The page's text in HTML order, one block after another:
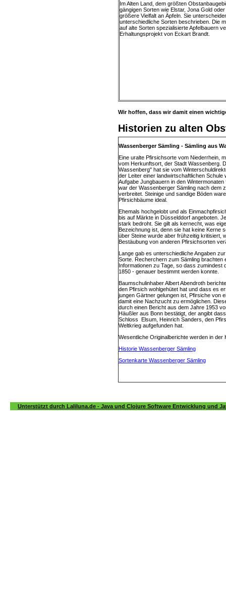
Im Alten Land, dem größten
gängigen Sorten wie Elstar, Jona Gold
größere Vielfalt an Äpfeln. Sie
unterschiedliche Sorten beschrieben. Die
auf alte Sorten spezialisierte Apfelbauern
Erhaltungsprojekt von Eckart Brandt.
Wir hoffen, dass wir damit einen
Historien zu alten
Wassenberger Sämling - Sämling aus
Eine uralte Pfirsichsorte vom Niederrhein,
vom Herkunftsort, der Stadt Wassenberg.
Wassenberg" hat sie vom
der Leiter einer landwirtschaftlichen Schule
Aufgabe Jungbauern in den
war der Wassenberger Sämling nach dem
verbreitet. Steinige und sandige Böden
Pfirsichbäume ideal.
Ehemals hochgelobt und als
bis auf Märkte in Düsselddorf angeboten.
stark bedroht. Sie gilt als kernecht, was
Bezeichnung ist, denn sie hat keine Kerne
über Steine wurde aber frühzeitig kritisiert,
Bestäubung von anderen Pfirsichsorten
Lange gab es unterschiedliche Angaben
Sorte. Recherchern zum Sämling brachten
Informationen zu Tage, so dass zumindest
1850 - genauer bestimmt werden konnte.
Baumschulinhaber Albert Abendroth
den Pfirsich wohlgehütet hat und dass es
jungen Gärtner gelungen ist, Pfirsiche von
damit eine Nachzucht zu ermöglichen.
durch einen Bericht aus dem Jahre 1953
Häußler aus Bonn bestätigt, der angibt
Schloss Elsum, Heinrich Sanders, den
Weltkrieg aufgefunden hat.
Wesentliche Originalberichte werden in der
Historie Wassenberger Sämling
Sortenkarte Wassenberger Sämling
Unterstützt durch Laliluna.de - Java und Clojure Software Entwicklung und